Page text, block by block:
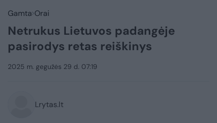
Gamta Orai
Netrukus Lietuvos padangėje
pasirodys retas reiškinys
2025 m. gegužės 29 d. 07:19
Lrytas.lt